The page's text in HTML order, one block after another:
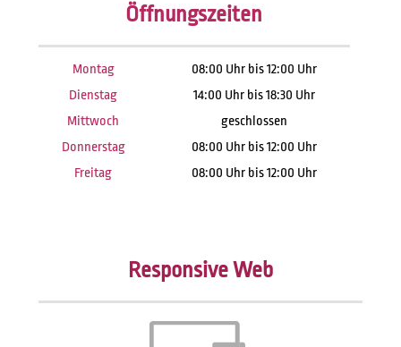
Öffnungszeiten
Montag
08:00 Uhr bis 12:00 Uhr
Dienstag
14:00 Uhr bis 18:30 Uhr
Mittwoch
geschlossen
Donnerstag
08:00 Uhr bis 12:00 Uhr
Freitag
08:00 Uhr bis 12:00 Uhr
Responsive Web